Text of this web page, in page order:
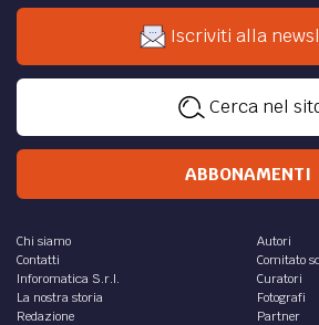
Iscriviti alla
Cerca nel
ABBONAMENTI
Chi siamo
Contatti
Inforomatica S.r.l.
La nostra storia
Redazione
Autori
Comitato
Curatori
Fotografi
Partner